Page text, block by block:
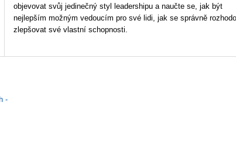
objevovat svůj jedinečný styl leadershipu a naučte se, jak být
nejlepším možným vedoucím pro své lidi, jak se správně
zlepšovat své vlastní schopnosti.
-